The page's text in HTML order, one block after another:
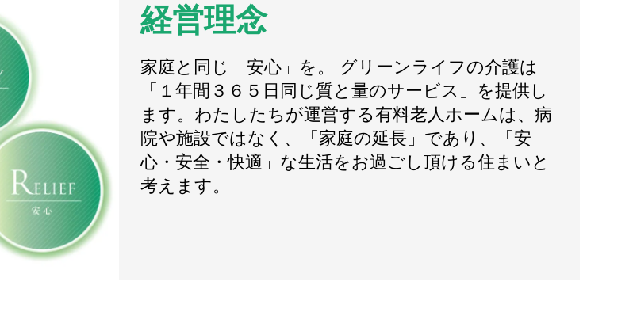
経営理念
家庭と同じ「安心」を。 グリーンライフの介護は
「１年間３６５日同じ質と量のサービス」を提供し
ます。わたしたちが運営する有料老人ホームは、病
院や施設ではなく、「家庭の延長」であり、「安
心・安全・快適」な生活をお過ごし頂ける住まいと
考えます。